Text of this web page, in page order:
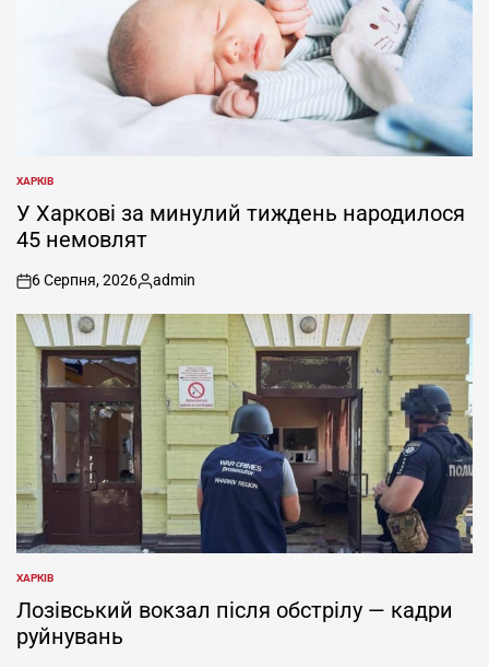
ОПУБЛІКУВАТИ
У
ХАРКІВ
У Харкові за минулий тиждень народилося
45 немовлят
on
6 Серпня, 2026
Опубліковано
admin
ОПУБЛІКУВАТИ
У
ХАРКІВ
Лозівський вокзал після обстрілу — кадри
руйнувань